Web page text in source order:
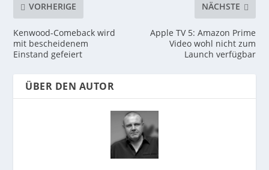
VORHERIGE
Kenwood-Comeback wird
mit bescheidenem
Einstand gefeiert
NÄCHSTE
Apple TV 5: Amazon Prime
Video wohl nicht zum
Launch verfügbar
ÜBER DEN AUTOR